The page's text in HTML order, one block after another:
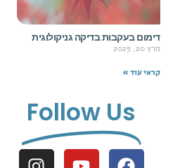
דימום בעקבות בדיקה גניקולוגית
מרץ 20, 2025
קראי עוד »
Follow Us